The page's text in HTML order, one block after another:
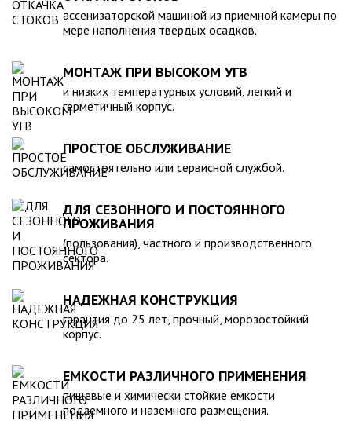
компанией, произведена в полном соответствии с
действующими стандартами и полностью безопасна в
экологическом отношении.
ассенизаторской машиной из приемной камеры по
мере наполнения твердых осадков.
МОНТАЖ ПРИ ВЫСОКОМ УГВ
и низких температурных условий, легкий и
герметичный корпус.
ПРОСТОЕ ОБСЛУЖИВАНИЕ
самостоятельно или сервисной службой.
ДЛЯ СЕЗОННОГО И ПОСТОЯННОГО
ПРОЖИВАНИЯ
(пользования), частного и производственного
сектора.
НАДЕЖНАЯ КОНСТРУКЦИЯ
гарантия до 25 лет, прочный, морозостойкий
корпус.
ЕМКОСТИ РАЗЛИЧНОГО ПРИМЕНЕНИЯ
пищевые и химически стойкие емкости
подземного и наземного размещения.